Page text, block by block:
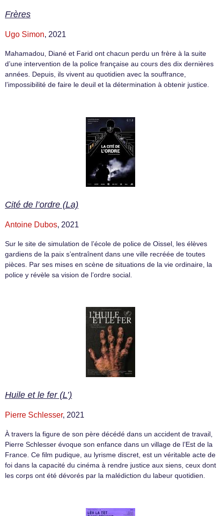
Frères
Ugo Simon, 2021
Mahamadou, Diané et Farid ont chacun perdu un frère à la suite
d’une intervention de la police française au cours des dix dernières
années. Depuis, ils vivent au quotidien avec la souffrance,
l’impossibilité de faire le deuil et la détermination à obtenir justice.
Cité de l’ordre (La)
Antoine Dubos, 2021
Sur le site de simulation de l’école de police de Oissel, les élèves
gardiens de la paix s’entraînent dans une ville recréée de toutes
pièces. Par ses mises en scène de situations de la vie ordinaire, la
police y révèle sa vision de l’ordre social.
Huile et le fer (L’)
Pierre Schlesser, 2021
À travers la figure de son père décédé dans un accident de travail,
Pierre Schlesser évoque son enfance dans un village de l’Est de la
France. Ce film pudique, au lyrisme discret, est un véritable acte de
foi dans la capacité du cinéma à rendre justice aux siens, ceux dont
les corps ont été dévorés par la malédiction du labeur quotidien.